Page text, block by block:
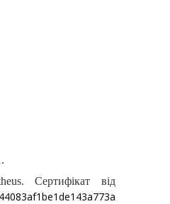
Сертифікат від